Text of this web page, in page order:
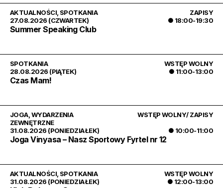
27.08.2026 (CZWARTEK) ● 18:00-19:30
AKTUALNOŚCI SPOTKANIA ZAPISY
Summer Speaking Club
28.08.2026 (PIĄTEK) ● 11:00-13:00
SPOTKANIA WSTĘP WOLNY
Czas Mam!
31.08.2026 (PONIEDZIAŁEK) ● 10:00-11:00
JOGA, WYDARZENIA
ZEWNĘTRZNE
WSTĘP WOLNY/ ZAPISY
Joga Vinyasa – Nasz Sportowy Fyrtel nr 12
31.08.2026 (PONIEDZIAŁEK) ● 12:00-13:00
AKTUALNOŚCI SPOTKANIA WSTĘP WOLNY